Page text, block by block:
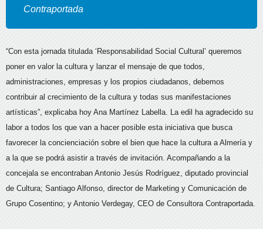
Contraportada
“Con esta jornada titulada ‘Responsabilidad Social Cultural’ queremos
poner en valor la cultura y lanzar el mensaje de que todos,
administraciones, empresas y los propios ciudadanos, debemos
contribuir al crecimiento de la cultura y todas sus manifestaciones
artísticas”, explicaba hoy Ana Martínez Labella. La edil ha agradecido su
labor a todos los que van a hacer posible esta iniciativa que busca
favorecer la concienciación sobre el bien que hace la cultura a Almería y
a la que se podrá asistir a través de invitación. Acompañando a la
concejala se encontraban Antonio Jesús Rodríguez, diputado provincial
de Cultura; Santiago Alfonso, director de Marketing y Comunicación de
Grupo Cosentino; y Antonio Verdegay, CEO de Consultora Contraportada.